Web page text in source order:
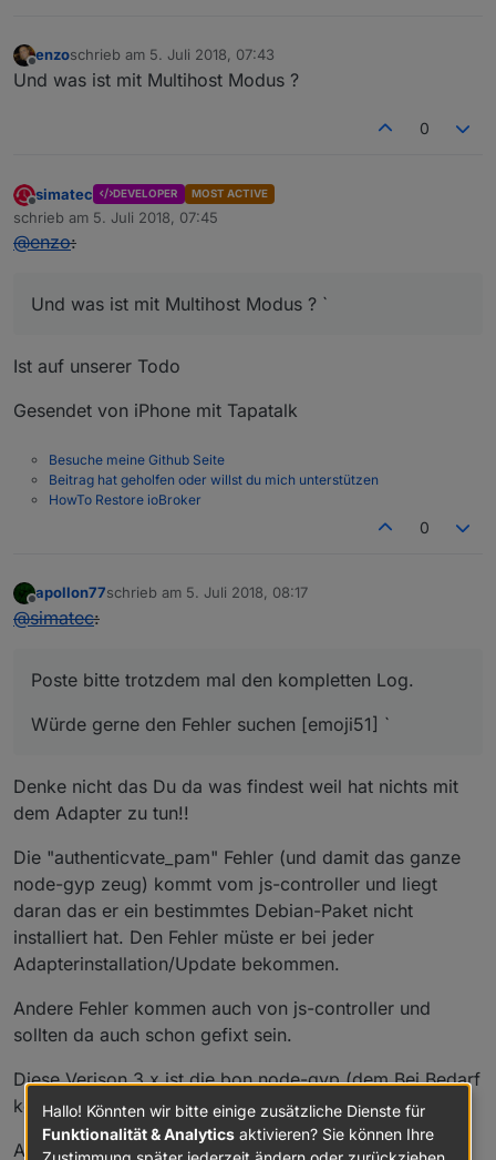
Offline
enzoschrieb am 5. Juli 2018, 07:43
zuletzt editiert von
Und was ist mit Multihost Modus ?
0
Offline
simatec DEVELOPER MOST ACTIVE
schrieb am 5. Juli 2018, 07:45
zuletzt editiert von
@enzo:
Und was ist mit Multihost Modus ? `
Ist auf unserer Todo
Gesendet von iPhone mit Tapatalk
Besuche meine Github Seite
Beitrag hat geholfen oder willst du mich unterstützen
HowTo Restore ioBroker
0
Offline
apollon77schrieb am 5. Juli 2018, 08:17
zuletzt editiert von
@simatec:
Poste bitte trotzdem mal den kompletten Log.
Würde gerne den Fehler suchen [emoji51] `
Denke nicht das Du da was findest weil hat nichts mit
dem Adapter zu tun!!
Die "authenticvate_pam" Fehler (und damit das ganze
node-gyp zeug) kommt vom js-controller und liegt
daran das er ein bestimmtes Debian-Paket nicht
installiert hat. Den Fehler müste er bei jeder
Adapterinstallation/Update bekommen.
Andere Fehler kommen auch von js-controller und
sollten da auch schon gefixt sein.
Diese Verison 3.x ist die bon node-gyp (dem Bei Bedarf
kompilieren tool) und auch Ok.
Also: tiefer rein blicken bringt hier nichts weil es nichts
Hallo! Könnten wir bitte einige zusätzliche Dienste für
Funktionalität & Analytics aktivieren? Sie können Ihre